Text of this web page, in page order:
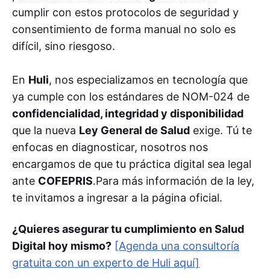
cumplir con estos protocolos de seguridad y
consentimiento de forma manual no solo es
difícil, sino riesgoso.
En Huli, nos especializamos en tecnología que
ya cumple con los estándares de NOM-024 de
confidencialidad, integridad y disponibilidad
que la nueva Ley General de Salud exige. Tú te
enfocas en diagnosticar, nosotros nos
encargamos de que tu práctica digital sea legal
ante COFEPRIS.Para más información de la ley,
te invitamos a ingresar a la página oficial.
¿Quieres asegurar tu cumplimiento en Salud
Digital hoy mismo? [Agenda una consultoría
gratuita con un experto de Huli aquí]